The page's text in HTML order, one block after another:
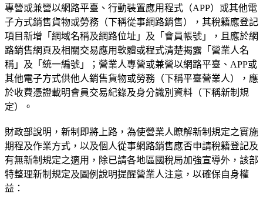
專營或兼營以網路平臺、行動裝置應用程式（APP）或其他電
子方式銷售貨物或勞務（下稱從事網路銷售），其稅籍應登記
項目新增「網域名稱及網路位址」及「會員帳號」，且應於網
路銷售網頁及相關交易應用軟體或程式清楚揭露「營業人名
稱」及「統一編號」；營業人專營或兼營以網路平臺、APP或
其他電子方式供他人銷售貨物或勞務（下稱平臺營業人），應
於收費憑證載明會員交易紀錄及身分識別資料（下稱新制規
定）。
財政部說明，新制即將上路，為使營業人瞭解新制規定之實施
期程及作業方式，以及個人從事網路銷售應否申請稅籍登記及
有無新制規定之適用，除已請各地區國稅局加強宣導外，該部
特整理新制規定及圖例說明提醒營業人注意，以確保自身權
益：